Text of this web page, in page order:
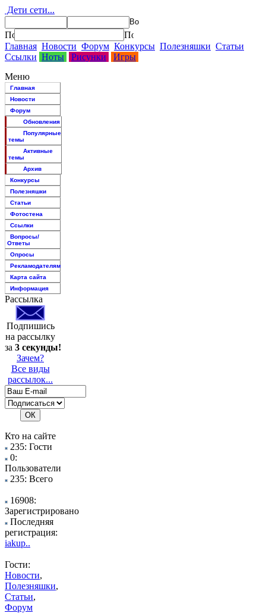
Дети сети...
Главная Новости Форум Конкурсы Полезняшки Статьи
Ссылки Ноты Рисунки
Игры
Меню
Главная
Новости
Форум
Обновления
Популярные
темы
Активные
темы
Архив
Конкурсы
Полезняшки
Статьи
Фотостена
Ссылки
Вопросы/
Ответы
Опросы
Рекламодателям
Карта сайта
Информация
Рассылка
Подпишись
на рассылку
за 3 секунды!
Зачем?
Все виды
рассылок...
Кто на сайте
235: Гости
0:
Пользователи
235: Всего
16908:
Зарегистрировано
Последняя
регистрация:
iakup..
Гости:
Новости,
Полезняшки,
Статьи,
Форум